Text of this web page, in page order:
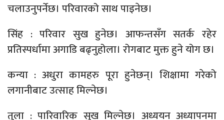
चलाउनुपर्नेछ। परिवारको साथ पाइनेछ।
सिंह : परिवार सुख हुनेछ। आफन्तसँग सतर्क रहेर
प्रतिस्पर्धामा अगाडि बढ्नुहोला। रोगबाट मुक्त हुने योग छ।
कन्या : अधुरा कामहरु पूरा हुनेछन्। शिक्षामा गरेको
लगानीबाट उत्साह मिल्नेछ।
तुला : पारिवारिक सुख मिल्नेछ। अध्ययन अध्यापनमा